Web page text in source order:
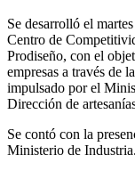
Se desarrolló el
Centro de
Prodiseño, con el
empresas a través de
impulsado por el
Dirección de
Se contó con la
Ministerio de Industria.